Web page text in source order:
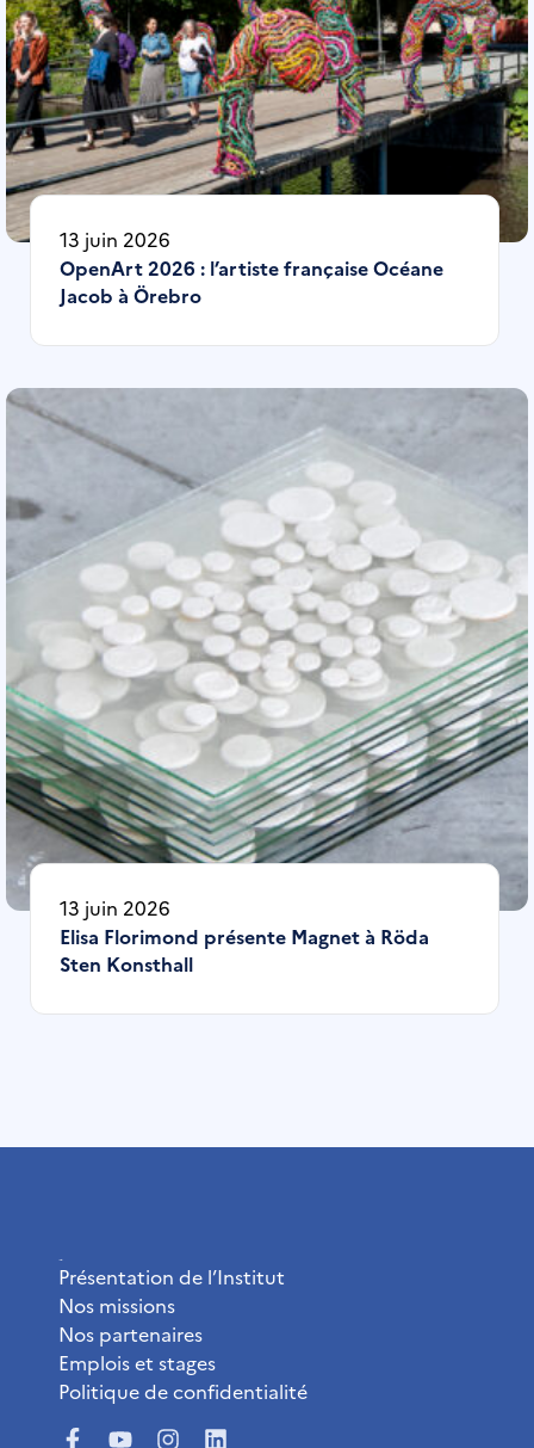
13 juin 2026
OpenArt 2026 : l’artiste française Océane
Jacob à Örebro
13 juin 2026
Elisa Florimond présente Magnet à Röda
Sten Konsthall
Présentation de l’Institut
Nos missions
Nos partenaires
Emplois et stages
Politique de confidentialité